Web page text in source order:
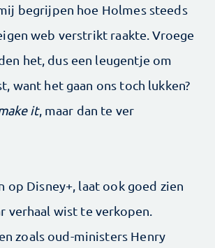
begrijpen hoe Holmes steeds
web verstrikt raakte. Vroege
het, dus een leugentje om
want het gaan ons toch lukken?
it, maar dan te ver
op Disney+, laat ook goed zien
verhaal wist te verkopen.
zoals oud-ministers Henry